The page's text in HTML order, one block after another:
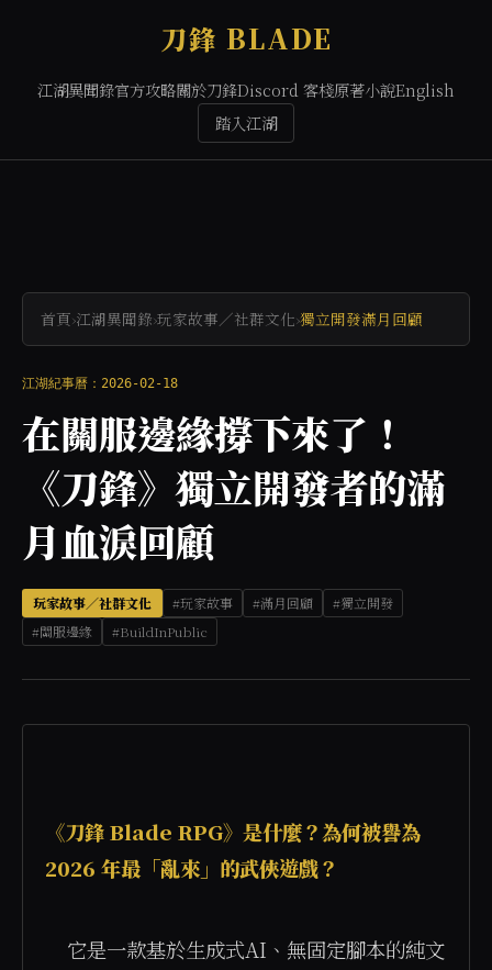
刀鋒 BLADE
江湖異聞錄官方攻略關於刀鋒Discord 客棧原著小說English
踏入江湖
首頁›江湖異聞錄›玩家故事／社群文化›獨立開發滿月回顧
江湖紀事曆：2026-02-18
在關服邊緣撐下來了！
《刀鋒》獨立開發者的滿
月血淚回顧
玩家故事／社群文化 #玩家故事 #滿月回顧
#獨立開發
#關服邊緣
#BuildInPublic
《刀鋒 Blade RPG》是什麼？為何被譽為
2026 年最「亂來」的武俠遊戲？